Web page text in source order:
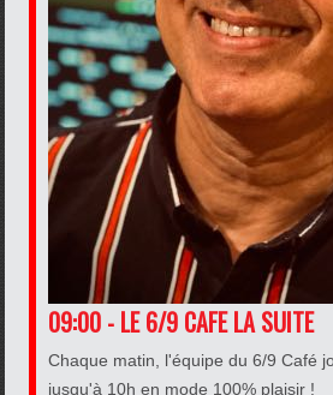
09:00 - LE 6/9 CAFE LA SUITE
Chaque matin, l'équipe du 6/9 Café
jusqu'à 10h en mode 100% plaisir !